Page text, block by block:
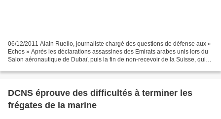
06/12/2011 Alain Ruello, journaliste chargé des questions de défense aux «
Echos » Après les déclarations assassines des Emirats arabes unis lors du
Salon aéronautique de Dubaï, puis la fin de non-recevoir de la Suisse, qui
DCNS éprouve des difficultés à terminer les
frégates de la marine